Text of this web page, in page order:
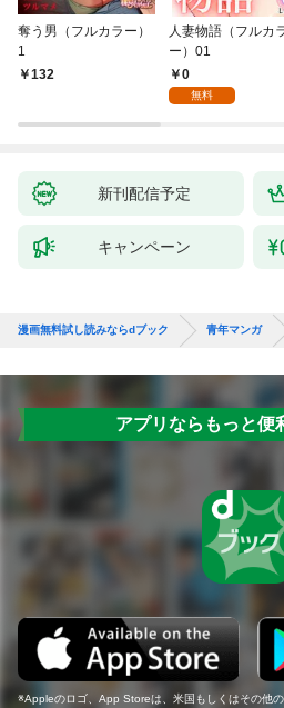
奪う男（フルカラー）
1
132
人妻物語（フルカ
ー）01
0
無料
新刊配信予定
キャンペーン
漫画無料試し読みならdブック 青年マンガ
アプリならもっと便
Appleのロゴ、App Storeは、米国もしくはその他